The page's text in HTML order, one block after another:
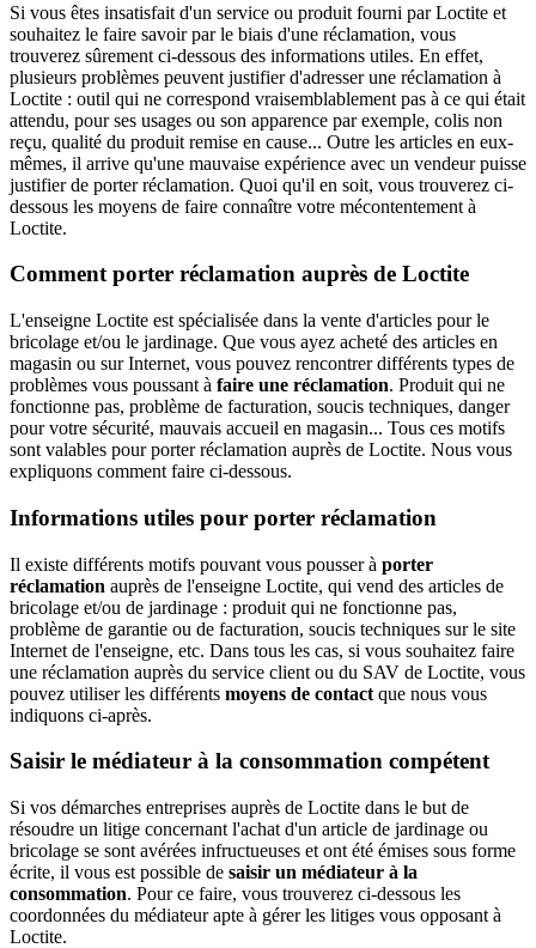
Si vous êtes insatisfait d'un service ou produit fourni par Loctite et
souhaitez le faire savoir par le biais d'une réclamation, vous
trouverez sûrement ci-dessous des informations utiles. En effet,
plusieurs problèmes peuvent justifier d'adresser une réclamation à
Loctite : outil qui ne correspond vraisemblablement pas à ce qui était
attendu, pour ses usages ou son apparence par exemple, colis non
reçu, qualité du produit remise en cause... Outre les articles en eux-
mêmes, il arrive qu'une mauvaise expérience avec un vendeur puisse
justifier de porter réclamation. Quoi qu'il en soit, vous trouverez ci-
dessous les moyens de faire connaître votre mécontentement à
Loctite.
Comment porter réclamation auprès de Loctite
L'enseigne Loctite est spécialisée dans la vente d'articles pour le
bricolage et/ou le jardinage. Que vous ayez acheté des articles en
magasin ou sur Internet, vous pouvez rencontrer différents types de
problèmes vous poussant à faire une réclamation. Produit qui ne
fonctionne pas, problème de facturation, soucis techniques, danger
pour votre sécurité, mauvais accueil en magasin... Tous ces motifs
sont valables pour porter réclamation auprès de Loctite. Nous vous
expliquons comment faire ci-dessous.
Informations utiles pour porter réclamation
Il existe différents motifs pouvant vous pousser à porter
réclamation auprès de l'enseigne Loctite, qui vend des articles de
bricolage et/ou de jardinage : produit qui ne fonctionne pas,
problème de garantie ou de facturation, soucis techniques sur le site
Internet de l'enseigne, etc. Dans tous les cas, si vous souhaitez faire
une réclamation auprès du service client ou du SAV de Loctite, vous
pouvez utiliser les différents moyens de contact que nous vous
indiquons ci-après.
Saisir le médiateur à la consommation compétent
Si vos démarches entreprises auprès de Loctite dans le but de
résoudre un litige concernant l'achat d'un article de jardinage ou
bricolage se sont avérées infructueuses et ont été émises sous forme
écrite, il vous est possible de saisir un médiateur à la
consommation. Pour ce faire, vous trouverez ci-dessous les
coordonnées du médiateur apte à gérer les litiges vous opposant à
Loctite.